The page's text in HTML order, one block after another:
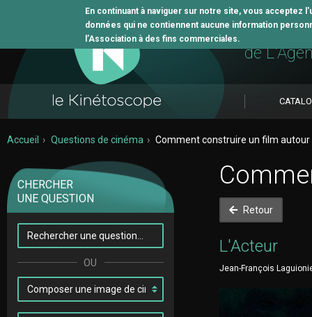
En continuant à naviguer sur notre site, vous
données qui ne contiennent aucune information
l’Association à des fins commerciales. L'outil
de
Accueil Questions de cinéma Comment construire un film
CHERCHER
UNE QUESTION
Retour
L'Acteur
Jean-François